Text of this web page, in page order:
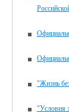
"Жизнь
"Условия